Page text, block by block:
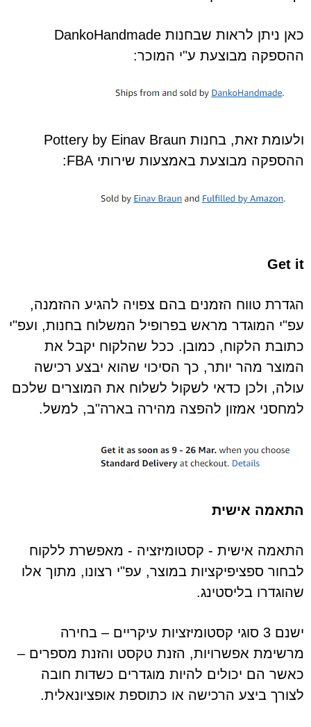
כאן ניתן לראות שבחנות DankoHandmade
ההספקה מבוצעת ע"י המוכר:
ולעומת זאת, בחנות Pottery by Einav Braun
ההספקה מבוצעת באמצעות שירותי FBA:
Get it
הגדרת טווח הזמנים בהם צפויה להגיע ההזמנה,
עפ"י המוגדר מראש בפרופיל המשלוח בחנות, ועפ"י
כתובת הלקוח, כמובן. ככל שהלקוח יקבל את
המוצר מהר יותר, כך הסיכוי שהוא יבצע רכישה
עולה, ולכן כדאי לשקול לשלוח את המוצרים שלכם
למחסני אמזון להפצה מהירה בארה"ב, למשל.
התאמה אישית
התאמה אישית - קסטומיזציה - מאפשרת ללקוח
לבחור ספציפיקציות במוצר, עפ"י רצונו, מתוך אלו
שהוגדרו בליסטינג.
ישנם 3 סוגי קסטומיזציות עיקריים – בחירה
מרשימת אפשרויות, הזנת טקסט והזנת מספרים –
כאשר הם יכולים להיות מוגדרים כשדות חובה
לצורך ביצע הרכישה או כתוספת אופציונאלית.